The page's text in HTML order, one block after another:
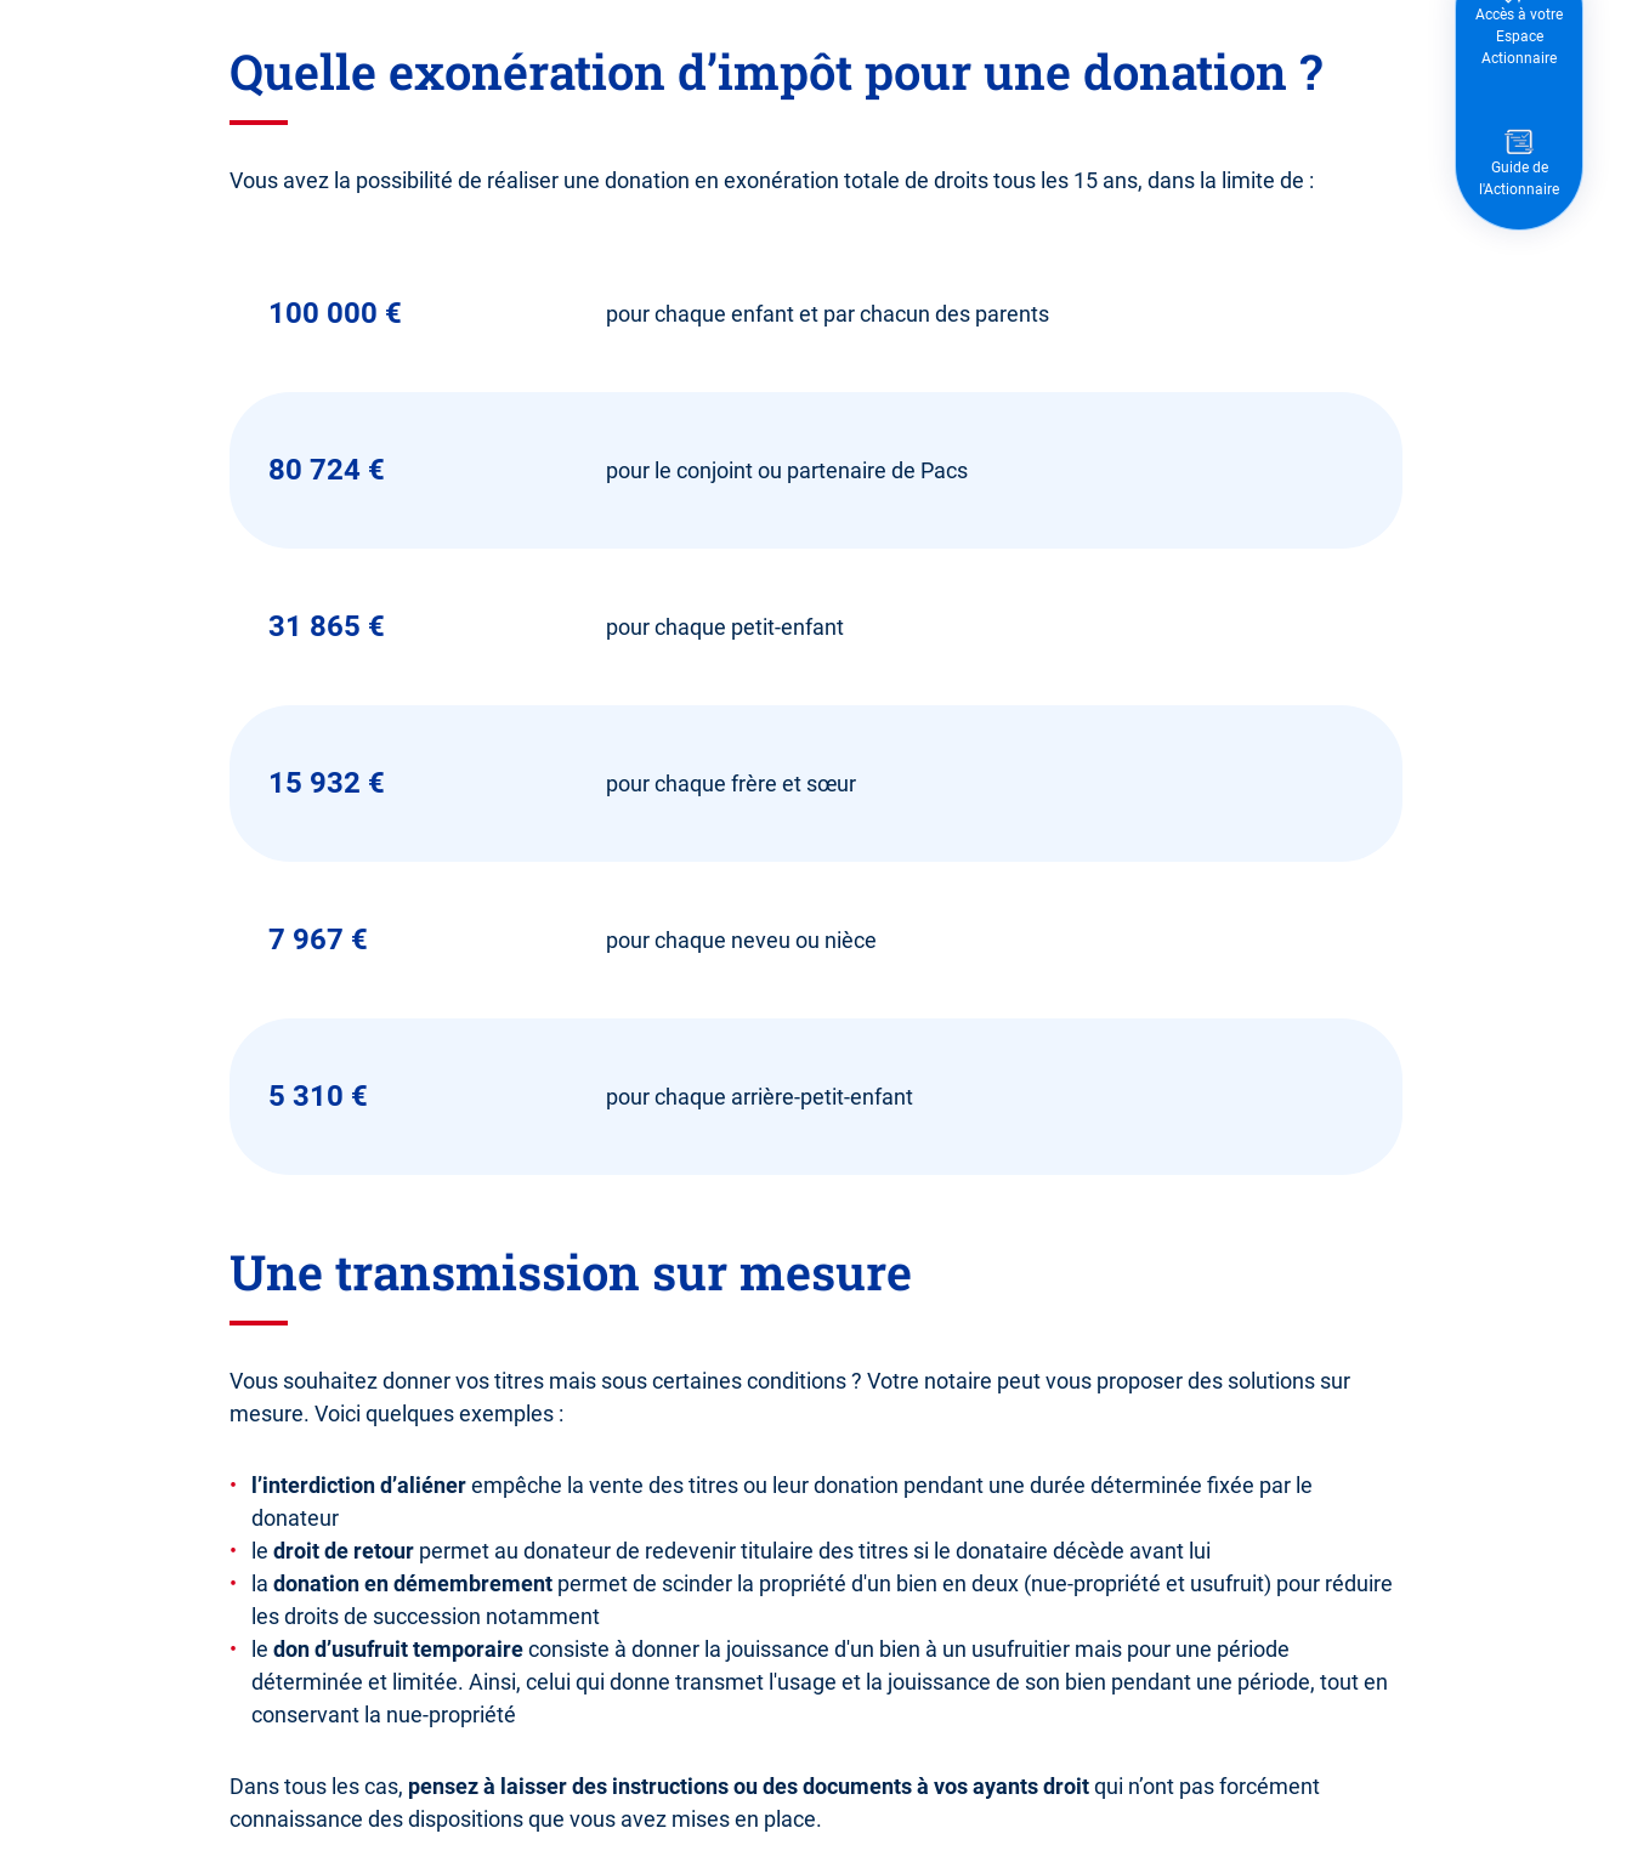
Accès à votre
Espace
Actionnaire
Guide de
l'Actionnaire
Quelle exonération d’impôt pour une donation ?
Vous avez la possibilité de réaliser une donation en exonération totale de droits tous les 15 ans, dans la limite de :
100 000 € pour chaque enfant et par chacun des parents
80 724 € pour le conjoint ou partenaire de Pacs
31 865 € pour chaque petit-enfant
15 932 € pour chaque frère et sœur
7 967 € pour chaque neveu ou nièce
5 310 € pour chaque arrière-petit-enfant
Une transmission sur mesure
Vous souhaitez donner vos titres mais sous certaines conditions ? Votre notaire peut vous proposer des solutions sur
mesure. Voici quelques exemples :
l’interdiction d’aliénerempêche la vente des titres ou leur donation pendant une durée déterminée fixée par le
donateur
le droit de retour permet au donateur de redevenir titulaire des titres si le donataire décède avant lui
la donation en démembrement permet de scinder la propriété d'un bien en deux (nue-propriété et usufruit) pour réduire
les droits de succession notamment
le don d’usufruit temporaireconsiste à donner la jouissance d'un bien à un usufruitier mais pour une période
déterminée et limitée. Ainsi, celui qui donne transmet l'usage et la jouissance de son bien pendant une période, tout en
conservant la nue-propriété
Dans tous les cas, pensez à laisser des instructions ou des documents à vos ayants droitqui n’ont pas forcément
connaissance des dispositions que vous avez mises en place.